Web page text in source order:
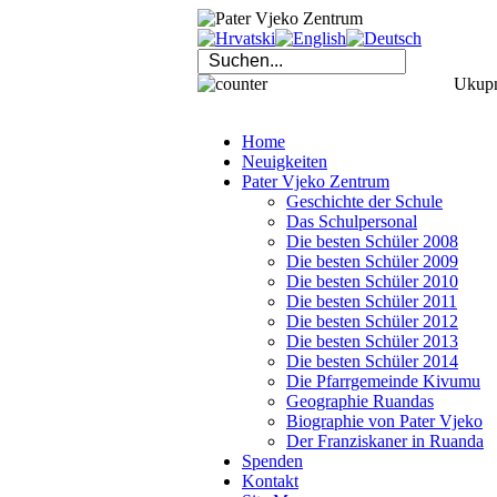
Home
Neuigkeiten
Pater Vjeko Zentrum
Geschichte der Schule
Das Schulpersonal
Die besten Schüler 2008
Die besten Schüler 2009
Die besten Schüler 2010
Die besten Schüler 2011
Die besten Schüler 2012
Die besten Schüler 2013
Die besten Schüler 2014
Die Pfarrgemeinde Kivumu
Geographie Ruandas
Biographie von Pater Vjeko
Der Franziskaner in Ruanda
Spenden
Kontakt